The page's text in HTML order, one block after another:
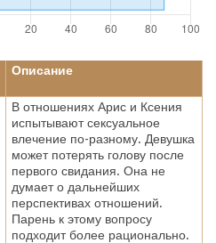
Описание
В отношениях Арис и Ксения
испытывают сексуальное
влечение по-разному. Девушка
может потерять голову после
первого свидания. Она не
думает о дальнейших
перспективах отношений.
Парень к этому вопросу
подходит более рационально.